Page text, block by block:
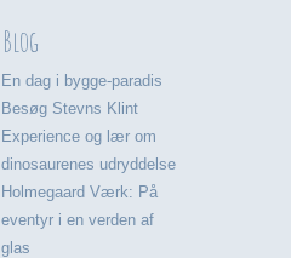
Blog
En dag i bygge-paradis
Besøg Stevns Klint
Experience og lær om
dinosaurenes udryddelse
Holmegaard Værk: På
eventyr i en verden af
glas